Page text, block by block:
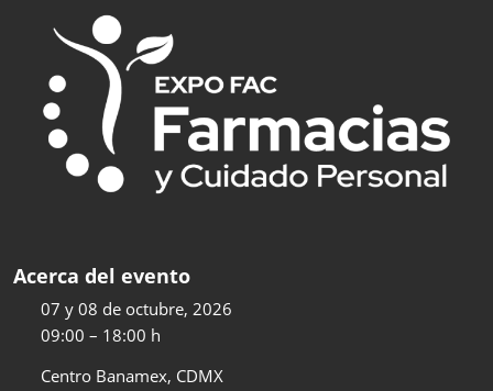
Acerca del evento
07 y 08 de octubre, 2026
09:00 – 18:00 h
Centro Banamex, CDMX